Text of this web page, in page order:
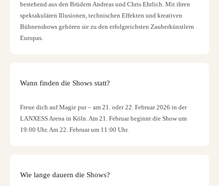
bestehend aus den Brüdern Andreas und Chris Ehrlich. Mit ihren
spektakulären Illusionen, technischen Effekten und kreativen
Bühnenshows gehören sie zu den erfolgreichsten Zauberkünstlern
Europas.
Wann finden die Shows statt?
Freue dich auf Magie pur – am 21. oder 22. Februar 2026 in der
LANXESS Arena in Köln. Am 21. Februar beginnt die Show um
19:00 Uhr. Am 22. Februar um 11:00 Uhr.
Wie lange dauern die Shows?